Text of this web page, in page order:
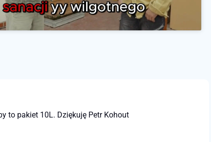
to pakiet 10L. Dziękuję Petr Kohout